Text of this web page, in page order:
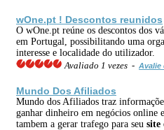
wOne.pt ! Descontos reunidos
O wOne.pt reúne os descontos dos
em Portugal, possibilitando uma
interesse e localidade do utilizador.
Avaliado 1 vezes - Avalie
Mundo Dos Afiliados
Mundo dos Afiliados traz
ganhar dinheiro em negócios online
tambem a gerar trafego para seu site